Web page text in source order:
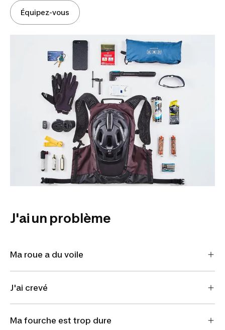
Équipez-vous
J'ai un problème
Ma roue a du voile
J'ai crevé
Ma fourche est trop dure